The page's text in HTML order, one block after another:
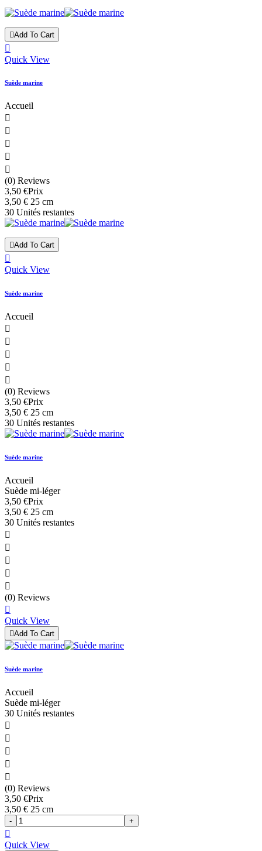
Add To Cart

Quick View
Suède marine
Accueil





(0) Reviews
3,50 €Prix
3,50 € 25 cm
30 Unités restantes
Add To Cart

Quick View
Suède marine
Accueil





(0) Reviews
3,50 €Prix
3,50 € 25 cm
30 Unités restantes
Suède marine
Accueil
Suède mi-léger
3,50 €Prix
3,50 € 25 cm
30 Unités restantes





(0) Reviews

Quick View
Add To Cart
Suède marine
Accueil
Suède mi-léger
30 Unités restantes





(0) Reviews
3,50 €Prix
3,50 € 25 cm
- +

Quick View